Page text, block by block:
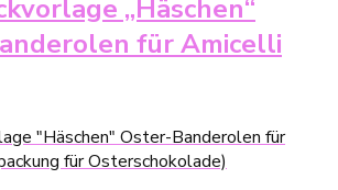
„Häschen“
für Amicelli
"Häschen" Oster-Banderolen für
für Osterschokolade)